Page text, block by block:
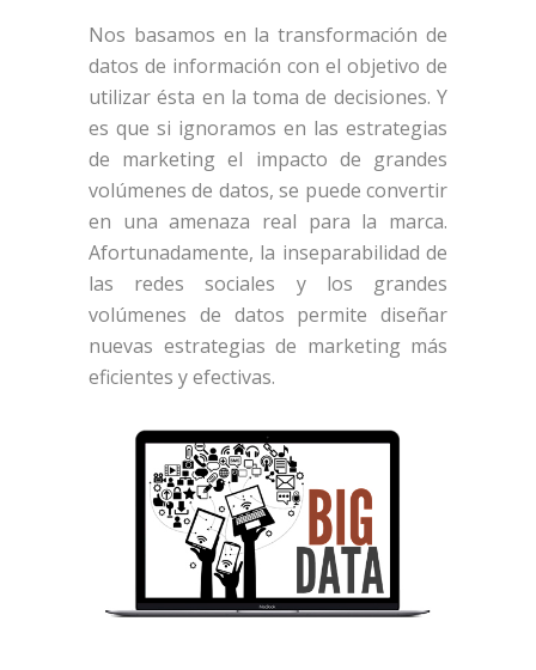
Nos basamos en la transformación de
datos de información con el objetivo de
utilizar ésta en la toma de decisiones. Y
es que si ignoramos en las estrategias
de marketing el impacto de grandes
volúmenes de datos, se puede convertir
en una amenaza real para la marca.
Afortunadamente, la inseparabilidad de
las redes sociales y los grandes
volúmenes de datos permite diseñar
nuevas estrategias de marketing más
eficientes y efectivas.